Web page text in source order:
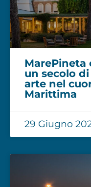
MarePineta
un secolo
arte nel
Marittima
29 Giugno